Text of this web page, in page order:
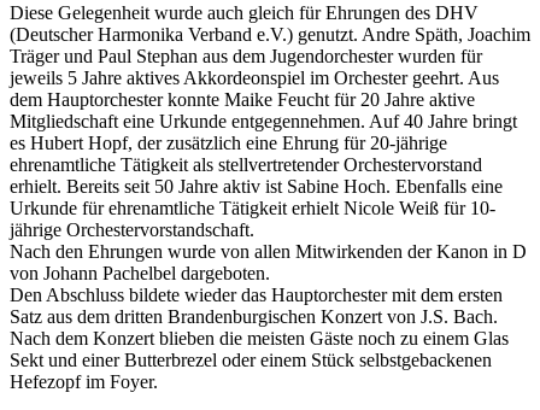
Diese Gelegenheit wurde auch gleich für Ehrungen des DHV
(Deutscher Harmonika Verband e.V.) genutzt. Andre Späth, Joachim
Träger und Paul Stephan aus dem Jugendorchester wurden für
jeweils 5 Jahre aktives Akkordeonspiel im Orchester geehrt. Aus
dem Hauptorchester konnte Maike Feucht für 20 Jahre aktive
Mitgliedschaft eine Urkunde entgegennehmen. Auf 40 Jahre bringt
es Hubert Hopf, der zusätzlich eine Ehrung für 20-jährige
ehrenamtliche Tätigkeit als stellvertretender Orchestervorstand
erhielt. Bereits seit 50 Jahre aktiv ist Sabine Hoch. Ebenfalls eine
Urkunde für ehrenamtliche Tätigkeit erhielt Nicole Weiß für 10-
jährige Orchestervorstandschaft.
Nach den Ehrungen wurde von allen Mitwirkenden der Kanon in D
von Johann Pachelbel dargeboten.
Den Abschluss bildete wieder das Hauptorchester mit dem ersten
Satz aus dem dritten Brandenburgischen Konzert von J.S. Bach.
Nach dem Konzert blieben die meisten Gäste noch zu einem Glas
Sekt und einer Butterbrezel oder einem Stück selbstgebackenen
Hefezopf im Foyer.